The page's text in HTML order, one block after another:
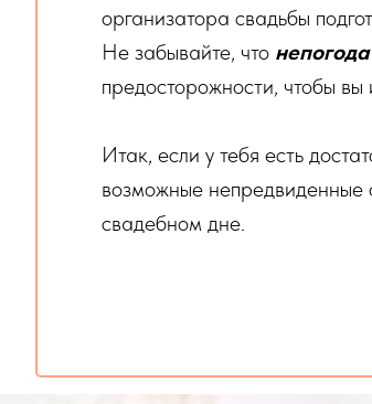
организатора свадьбы
Не забывайте, что
предосторожности, чтобы
Итак, если у тебя есть
возможные непредвиденные
свадебном дне.